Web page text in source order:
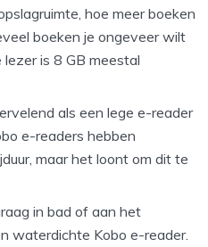
hoe meer boeken
boeken je ongeveer wilt
lezer is 8 GB meestal
als een lege e-reader
e-readers hebben
maar het loont om dit te
in bad of aan het
waterdichte Kobo e-reader.